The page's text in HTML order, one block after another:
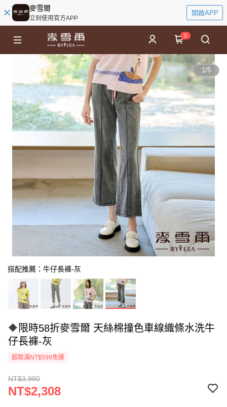
麥雪爾
立刻使用官方APP
開啟APP
0
1/5
搭配推薦：牛仔長褲-灰
🔶限時58折麥雪爾 天絲棉撞色車線織條水洗牛
仔長褲-灰
超取滿NT$599免運
NT$3,980
NT$2,308